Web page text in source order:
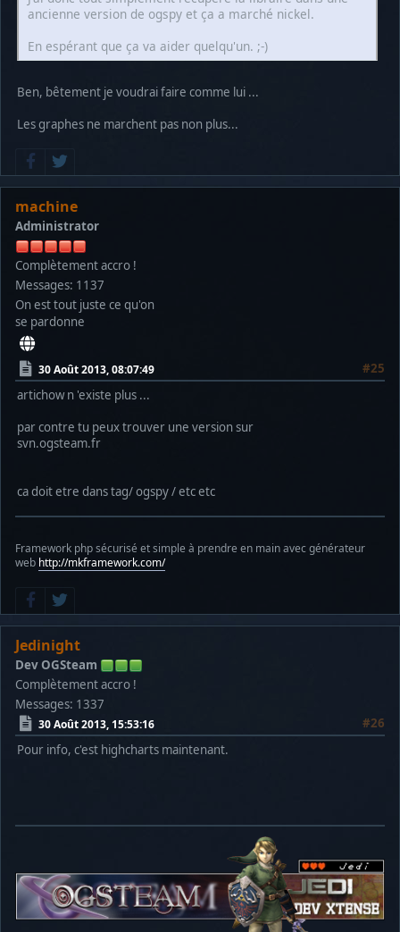
ancienne version de ogspy et ça a marché nickel.
En espérant que ça va aider quelqu'un. ;-)
Ben, bêtement je voudrai faire comme lui ...
Les graphes ne marchent pas non plus...
machine
Administrator
Complètement accro !
Messages: 1137
On est tout juste ce qu'on
se pardonne
30 Août 2013, 08:07:49
#25
artichow n 'existe plus ...
par contre tu peux trouver une version sur
svn.ogsteam.fr
ca doit etre dans tag/ ogspy / etc etc
Framework php sécurisé et simple à prendre en main avec générateur
web http://mkframework.com/
Jedinight
Dev OGSteam
Complètement accro !
Messages: 1337
30 Août 2013, 15:53:16
#26
Pour info, c'est highcharts maintenant.